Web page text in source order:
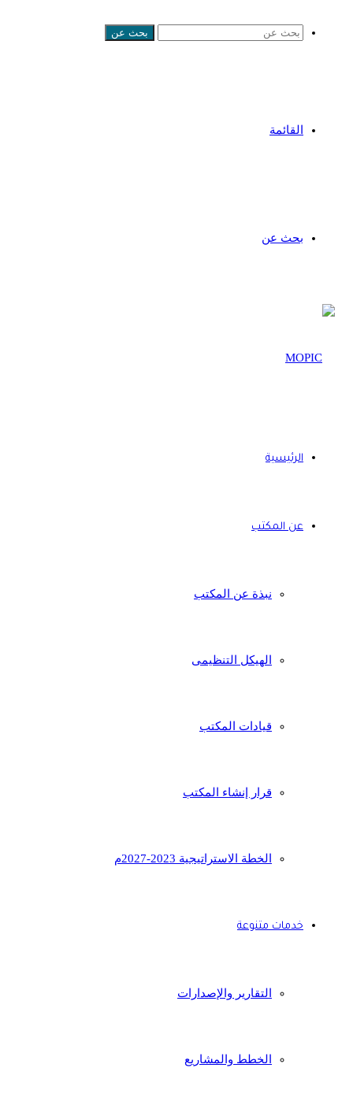
بحث عن
القائمة
بحث عن
الرئيسية
عن المكتب
نبذة عن المكتب
الهيكل التنظيمى
قيادات المكتب
قرار إنشاء المكتب
الخطة الاستراتيجية 2023-2027م
خدمات متنوعة
التقارير والإصدارات
الخطط والمشاريع